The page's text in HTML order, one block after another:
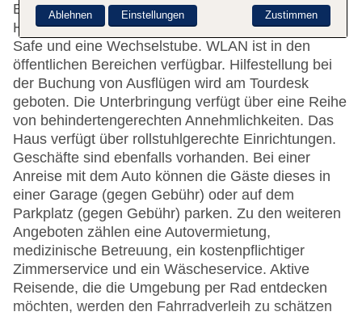
Ein- und Auschecken. Zu den Einrichtungen des
Hotels gehören eine Gepäckaufbewahrung, ein
Safe und eine Wechselstube. WLAN ist in den
öffentlichen Bereichen verfügbar. Hilfestellung bei
der Buchung von Ausflügen wird am Tourdesk
geboten. Die Unterbringung verfügt über eine Reihe
von behindertengerechten Annehmlichkeiten. Das
Haus verfügt über rollstuhlgerechte Einrichtungen.
Geschäfte sind ebenfalls vorhanden. Bei einer
Anreise mit dem Auto können die Gäste dieses in
einer Garage (gegen Gebühr) oder auf dem
Parkplatz (gegen Gebühr) parken. Zu den weiteren
Angeboten zählen eine Autovermietung,
medizinische Betreuung, ein kostenpflichtiger
Zimmerservice und ein Wäscheservice. Aktive
Reisende, die die Umgebung per Rad entdecken
möchten, werden den Fahrradverleih zu schätzen
Zustimmen
Ablehnen Einstellungen